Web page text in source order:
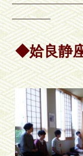
◆姶良静